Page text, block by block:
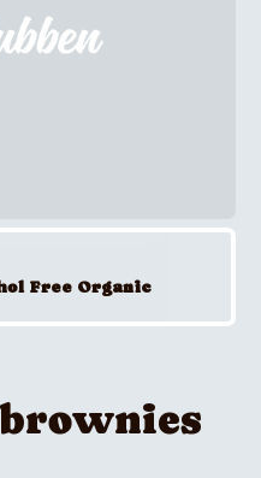
Free Organic